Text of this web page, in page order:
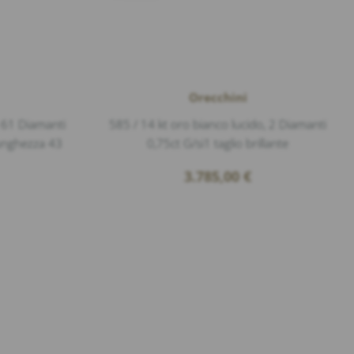
Diamanti
43
Orecchini
585 / 14 kt oro bianco lucido, 2 Diamanti
0,75ct G/si1 taglio brillante
3.785,00€